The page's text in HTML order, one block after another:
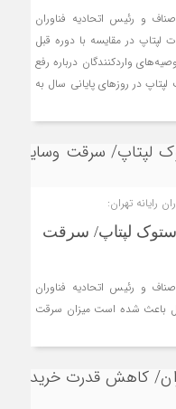
و رئیس اتحادیه فناوران
کاهش ۱۵ درصدی واردات لپتاپ در مقایسه با دوره قبل
واردکنندگان درباره رفع
محدودیت‌های ثبت واردات توجه نکند، قیمت لپ‎تاپ در روزهای پایانی سال به
رایانه تهران:
افزایش قیمت مدل‌های نو و استوک لپ‎تاپ/ سرقت
و رئیس اتحادیه فناوران
باعث شده است میزان سرقت